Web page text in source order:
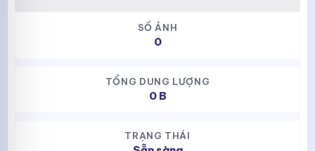
SỐ ẢNH
0
TỔNG DUNG LƯỢNG
0 B
TRẠNG THÁI